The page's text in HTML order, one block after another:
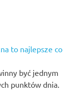
to najlepsze co
być jednym
punktów dnia.